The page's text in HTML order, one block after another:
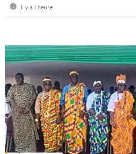
Il y a 1 heure